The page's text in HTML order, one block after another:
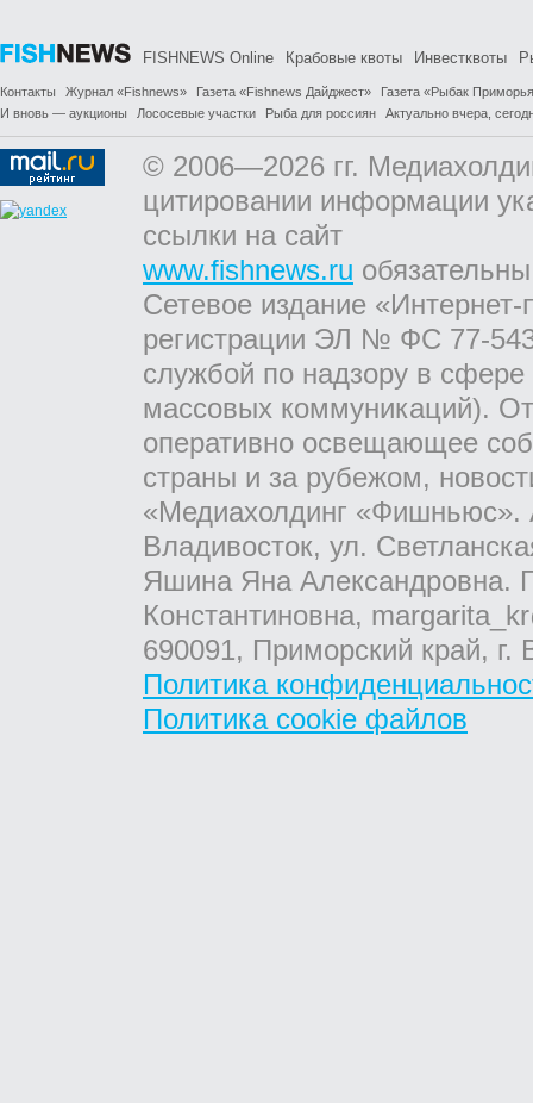
FISHNEWS Online Крабовые квоты Инвестквоты
Контакты Журнал «Fishnews» Газета «Fishnews Дайджест»
Газета «Рыбак
И вновь — аукционы
Лососевые участки Рыба для россиян Актуально вчера,
© 2006—2026 гг.
цитировании информации
ссылки на сайт
www.fishnews.ru
Сетевое издание
регистрации ЭЛ № ФС 77-
службой по надзору в
массовых коммуникаций).
оперативно освещающее
страны и за рубежом,
«Медиахолдинг «Фишньюс».
Владивосток, ул.
Яшина Яна Александровна.
Константиновна,
690091, Приморский край,
Политика
Политика cookie файлов